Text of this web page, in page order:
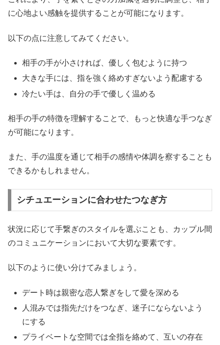
に心地よい感触を提供することが可能になります。
以下の点に注意してみてください。
相手の手が小さければ、優しく包むように持つ
大きな手には、指を強く絡めすぎないよう配慮する
冷たい手は、自分の手で優しく温める
相手の手の特徴を理解することで、もっと快適な手つなぎ
が可能になります。
また、手の温度を通じて相手の感情や体調を察することも
できるかもしれません。
シチュエーションに合わせたつなぎ方
状況に応じて手繋ぎのスタイルを選ぶことも、カップル間
のコミュニケーションにおいて大切な要素です。
以下のように使い分けてみましょう。
デート時は親密な恋人繋ぎをして愛を深める
人混みでは指先だけをつなぎ、迷子にならないよう
にする
プライベートな空間では全指を絡めて、互いの存在